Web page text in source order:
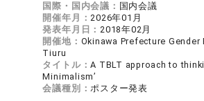
国際・国内会議： 国内会議
開催年月：2026年01月
発表年月日：2018年02月
開催地： Okinawa Prefecture Gender
Tiuru
タイトル：A TBLT approach to
Minimalism’
会議種別：ポスター発表